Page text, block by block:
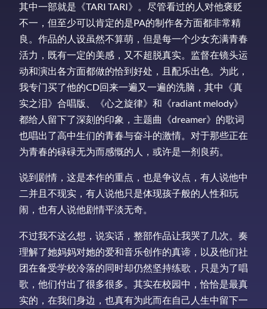
其中一部就是《TARI TARI》。尽管看过的人对他褒贬
不一，但至少可以肯定的是PA的制作各方面都非常精
良。作品的人设虽然不算萌，但是每一个少女充满青春
活力，既有一定的美感，又不超脱真实。监督在镜头运
动和演出各方面都做的恰到好处，且配乐出色。为此，
我专门买了他的CD回来一遍又一遍的洗脑，其中《真
实之泪》合唱版、《心之旋律》和《radiant melody》
都给人留下了深刻的印象，主题曲《dreamer》的歌词
也唱出了高中生们的青春与奋斗的激情。对于那些正在
为青春的碌碌无为而感慨的人，或许是一剂良药。
说到剧情，这是本作的重点，也是争议点，有人说他中
二并且不现实，有人说他只是体现孩子般的人性和玩
闹，也有人说他剧情平淡无奇。
不过我不这么想，说实话，整部作品让我哭了几次。奏
理解了她妈妈对她的爱和音乐创作的真谛，以及他们社
团在备受学校冷落的同时却仍然坚持练歌，只是为了唱
歌，他们付出了很多很多。其实在校园中，恰恰是最真
实的，在我们身边，也真有为此而在自己人生中留下一